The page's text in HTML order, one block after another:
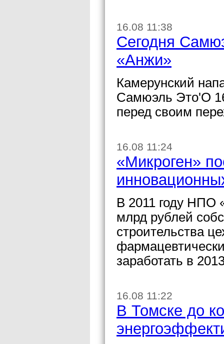
16.08 11:38
Сегодня
«Анжи»
Камерунский
Самюэль Это'О
перед своим
16.08 11:24
«Микроген»
В 2011 году НПО
млрд рублей
строительства
заработать в
16.08 11:22
В Томске до